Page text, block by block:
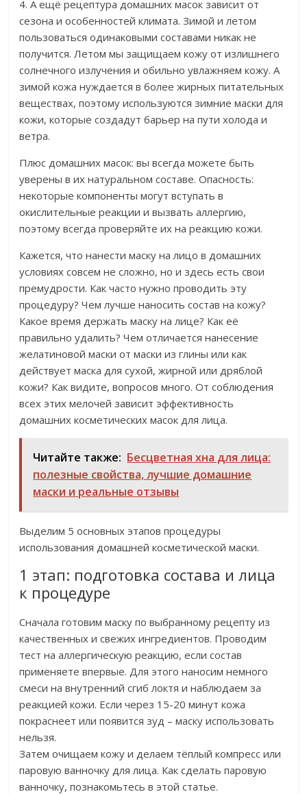
4. А ещё рецептура домашних масок зависит от
сезона и особенностей климата. Зимой и летом
пользоваться одинаковыми составами никак не
получится. Летом мы защищаем кожу от излишнего
солнечного излучения и обильно увлажняем кожу. А
зимой кожа нуждается в более жирных питательных
веществах, поэтому используются зимние маски для
кожи, которые создадут барьер на пути холода и
ветра.
Плюс домашних масок: вы всегда можете быть
уверены в их натуральном составе. Опасность:
некоторые компоненты могут вступать в
окислительные реакции и вызвать аллергию,
поэтому всегда проверяйте их на реакцию кожи.
Кажется, что нанести маску на лицо в домашних
условиях совсем не сложно, но и здесь есть свои
премудрости. Как часто нужно проводить эту
процедуру? Чем лучше наносить состав на кожу?
Какое время держать маску на лице? Как её
правильно удалить? Чем отличается нанесение
желатиновой маски от маски из глины или как
действует маска для сухой, жирной или дряблой
кожи? Как видите, вопросов много. От соблюдения
всех этих мелочей зависит эффективность
домашних косметических масок для лица.
Читайте также: Бесцветная хна для лица:
полезные свойства, лучшие домашние
маски и реальные отзывы
Выделим 5 основных этапов процедуры
использования домашней косметической маски.
1 этап: подготовка состава и лица
к процедуре
Сначала готовим маску по выбранному рецепту из
качественных и свежих ингредиентов. Проводим
тест на аллергическую реакцию, если состав
применяете впервые. Для этого наносим немного
смеси на внутренний сгиб локтя и наблюдаем за
реакцией кожи. Если через 15-20 минут кожа
покраснеет или появится зуд – маску использовать
нельзя.
Затем очищаем кожу и делаем тёплый компресс или
паровую ванночку для лица. Как сделать паровую
ванночку, познакомьтесь в этой статье.